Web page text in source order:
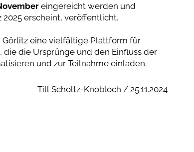
eingereicht werden und
erscheint, veröffentlicht.
Görlitz eine vielfältige Plattform für
die Ursprünge und den Einfluss der
und zur Teilnahme einladen.
Till Scholtz-Knobloch / 25.11.2024